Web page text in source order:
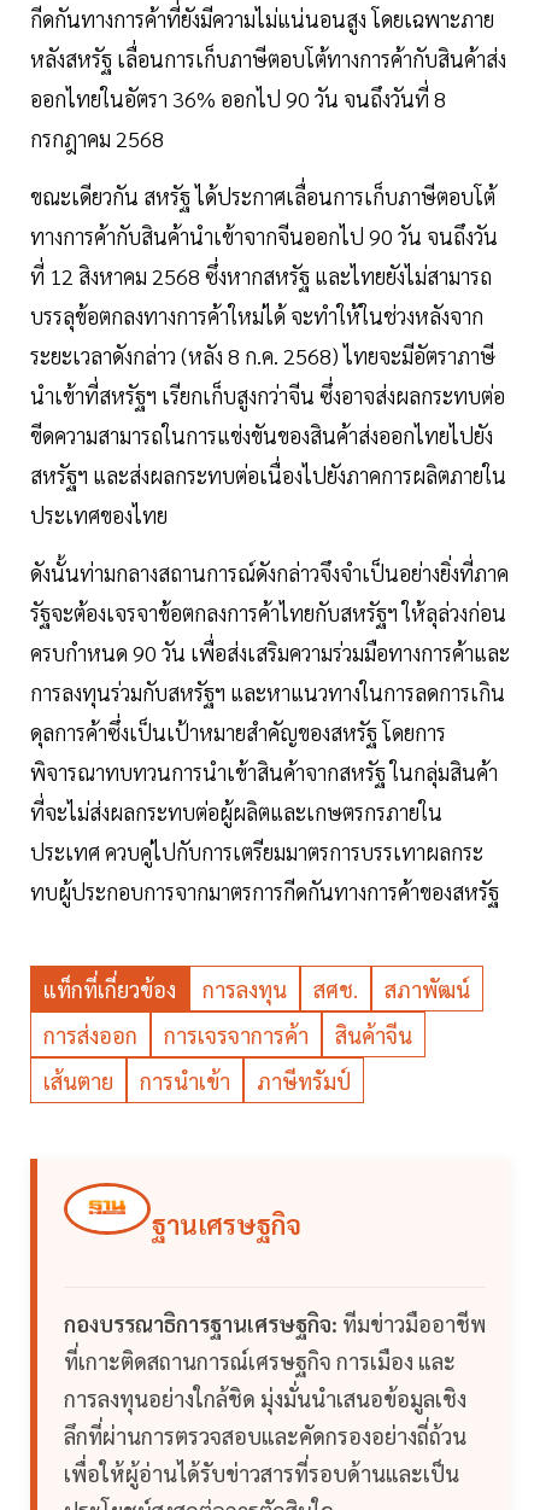
กีดกันทางการค้าที่ยังมีความไม่แน่นอนสูง โดยเฉพาะภาย
หลังสหรัฐ เลื่อนการเก็บภาษีตอบโต้ทางการค้ากับสินค้าส่ง
ออกไทยในอัตรา 36% ออกไป 90 วัน จนถึงวันที่ 8
กรกฎาคม 2568
ขณะเดียวกัน สหรัฐ ได้ประกาศเลื่อนการเก็บภาษีตอบโต้
ทางการค้ากับสินค้านำเข้าจากจีนออกไป 90 วัน จนถึงวัน
ที่ 12 สิงหาคม 2568 ซึ่งหากสหรัฐ และไทยยังไม่สามารถ
บรรลุข้อตกลงทางการค้าใหม่ได้ จะทำให้ในช่วงหลังจาก
ระยะเวลาดังกล่าว (หลัง 8 ก.ค. 2568) ไทยจะมีอัตราภาษี
นำเข้าที่สหรัฐฯ เรียกเก็บสูงกว่าจีน ซึ่งอาจส่งผลกระทบต่อ
ขีดความสามารถในการแข่งขันของสินค้าส่งออกไทยไปยัง
สหรัฐฯ และส่งผลกระทบต่อเนื่องไปยังภาคการผลิตภายใน
ประเทศของไทย
ดังนั้นท่ามกลางสถานการณ์ดังกล่าวจึงจำเป็นอย่างยิ่งที่ภาค
รัฐจะต้องเจรจาข้อตกลงการค้าไทยกับสหรัฐฯ ให้ลุล่วงก่อน
ครบกำหนด 90 วัน เพื่อส่งเสริมความร่วมมือทางการค้าและ
การลงทุนร่วมกับสหรัฐฯ และหาแนวทางในการลดการเกิน
ดุลการค้าซึ่งเป็นเป้าหมายสำคัญของสหรัฐ โดยการ
พิจารณาทบทวนการนำเข้าสินค้าจากสหรัฐ ในกลุ่มสินค้า
ที่จะไม่ส่งผลกระทบต่อผู้ผลิตและเกษตรกรภายใน
ประเทศ ควบคู่ไปกับการเตรียมมาตรการบรรเทาผลกระ
ทบผู้ประกอบการจากมาตรการกีดกันทางการค้าของสหรัฐ
แท็กที่เกี่ยวข้อง การลงทุน สศช.
สภาพัฒน์
การส่งออก
การเจรจาการค้า
สินค้าจีน
เส้นตาย
การนำเข้า ภาษีทรัมป์
ฐานเศรษฐกิจ
กองบรรณาธิการฐานเศรษฐกิจ: ทีมข่าวมืออาชีพ
ที่เกาะติดสถานการณ์เศรษฐกิจ การเมือง และ
การลงทุนอย่างใกล้ชิด มุ่งมั่นนำเสนอข้อมูลเชิง
ลึกที่ผ่านการตรวจสอบและคัดกรองอย่างถี่ถ้วน
เพื่อให้ผู้อ่านได้รับข่าวสารที่รอบด้านและเป็น